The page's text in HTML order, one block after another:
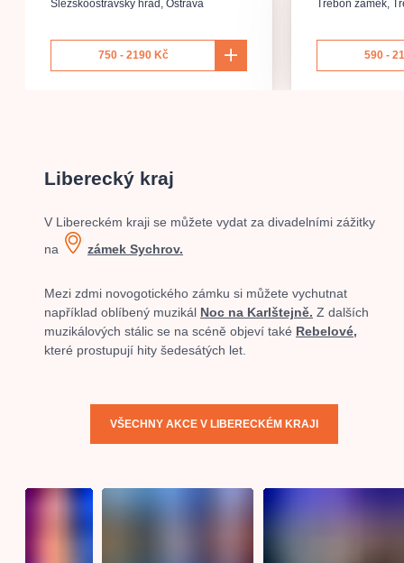
Slezskoostravský hrad , Ostrava
750 - 2190 Kč
Třeboň zámek,
590 -
Liberecký kraj
V Libereckém kraji se můžete vydat za divadelními zážitky
na
zámek Sychrov.
Mezi zdmi novogotického zámku si můžete vychutnat
například oblíbený muzikál Noc na Karlštejně. Z dalších
muzikálových stálic se na scéně objeví také Rebelové,
které prostupují hity šedesátých let.
VŠECHNY AKCE V LIBERECKÉM KRAJI